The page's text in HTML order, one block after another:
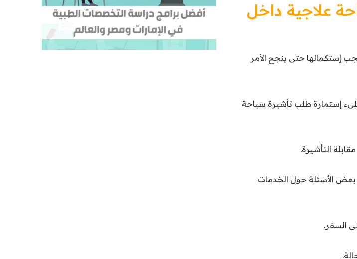
علاجية داخل
إستكمالها حتى ينجح الأمر
إستمارة طلب تأشيرة سياحة
التأشيرة.
الأسئلة حول الخدمات
السفر.